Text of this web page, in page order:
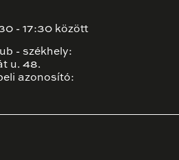
- 17:30 között
- székhely:
u. 48.
azonosító: